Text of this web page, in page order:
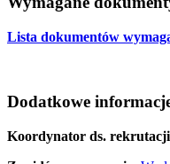
Lista dokumentów
Dodatkowe
Koordynator ds.